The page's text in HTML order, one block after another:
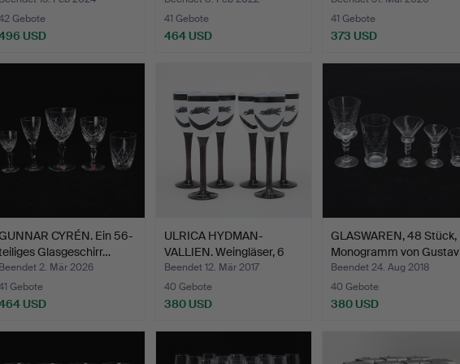
Gebote
USD
41 Gebote
464 USD
41 Gebote
373 USD
CYRÉN. Ein 56-
Glasgeschirr…
Beendet 2. Mär 2026
Gebote
USD
ULRICA HYDMAN-
VALLIEN. Weingläser, 6
Stück…
Beendet 12. Mär 2017
40 Gebote
380 USD
GLASWAREN, 48 Stück,
Monogramm von Gustav
…
Beendet 24. Aug 2018
40 Gebote
380 USD